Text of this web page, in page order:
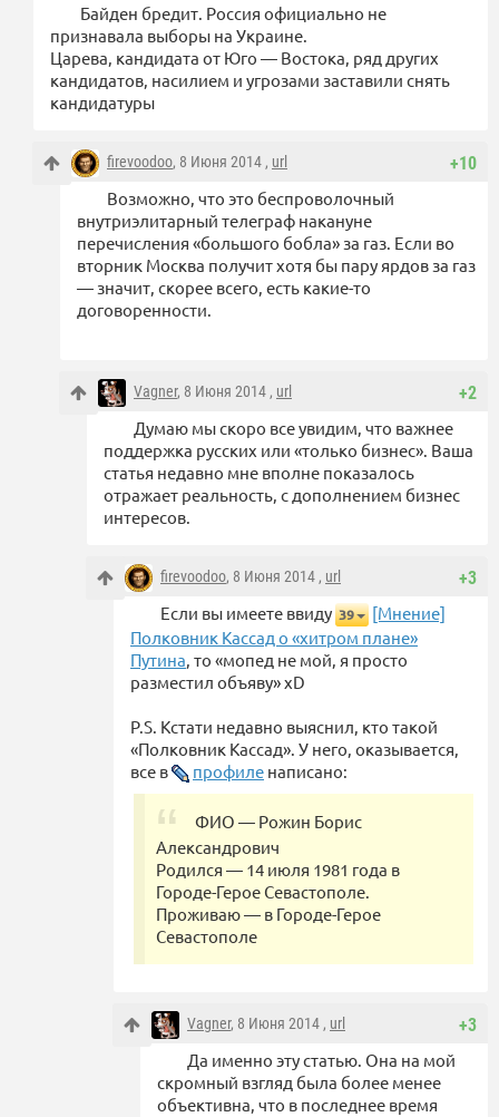
Байден бредит. Россия официально не
признавала выборы на Украине.
Царева, кандидата от Юго — Востока, ряд других
кандидатов, насилием и угрозами заставили снять
кандидатуры
+10
firevoodoo, 8 Июня 2014 , url
Возможно, что это беспроволочный
внутриэлитарный телеграф накануне
перечисления «большого бобла» за газ. Если во
вторник Москва получит хотя бы пару ярдов за газ
— значит, скорее всего, есть какие-то
договоренности.
+2
Vagner, 8 Июня 2014 , url
Думаю мы скоро все увидим, что важнее
поддержка русских или «только бизнес». Ваша
статья недавно мне вполне показалось
отражает реальность, с дополнением бизнес
интересов.
+3
firevoodoo, 8 Июня 2014 , url
Если вы имеете ввиду 39
[Мнение]
Полковник Кассад о «хитром плане»
Путина, то «мопед не мой, я просто
разместил объяву» xD
P.S. Кстати недавно выяснил, кто такой
«Полковник Кассад». У него, оказывается,
все в
профиле написано:
ФИО — Рожин Борис
Александрович
Родился — 14 июля 1981 года в
Городе-Герое Севастополе.
Проживаю — в Городе-Герое
Севастополе
+3
Vagner, 8 Июня 2014 , url
Да именно эту статью. Она на мой
скромный взгляд была более менее
объективна, что в последнее время